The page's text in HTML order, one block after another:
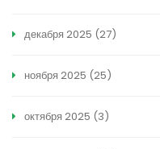
декабря 2025 (27)
ноября 2025 (25)
октября 2025 (3)